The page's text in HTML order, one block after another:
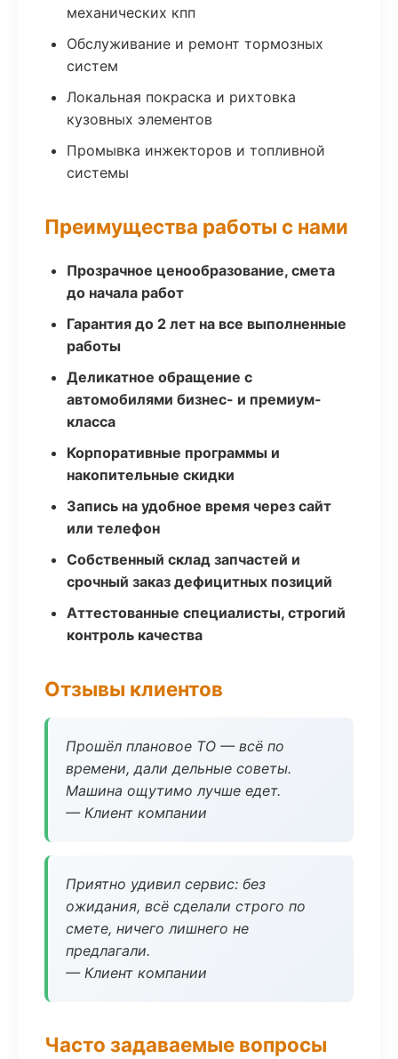
механических кпп
Обслуживание и ремонт тормозных
систем
Локальная покраска и рихтовка
кузовных элементов
Промывка инжекторов и топливной
системы
Преимущества работы с нами
Прозрачное ценообразование, смета
до начала работ
Гарантия до 2 лет на все выполненные
работы
Деликатное обращение с
автомобилями бизнес- и премиум-
класса
Корпоративные программы и
накопительные скидки
Запись на удобное время через сайт
или телефон
Собственный склад запчастей и
срочный заказ дефицитных позиций
Аттестованные специалисты, строгий
контроль качества
Отзывы клиентов
Прошёл плановое ТО — всё по
времени, дали дельные советы.
Машина ощутимо лучше едет.
— Клиент компании
Приятно удивил сервис: без
ожидания, всё сделали строго по
смете, ничего лишнего не
предлагали.
— Клиент компании
Часто задаваемые вопросы